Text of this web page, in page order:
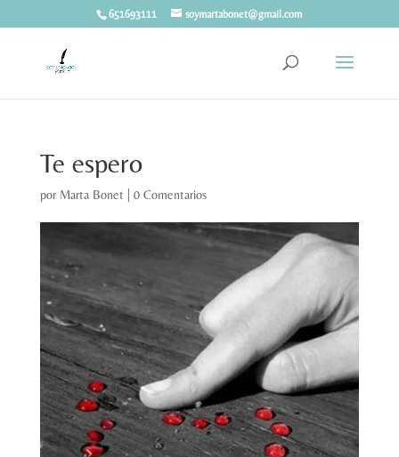
651693111 soymartabonet@gmail.com
Te espero
por Marta Bonet 0 Comentarios